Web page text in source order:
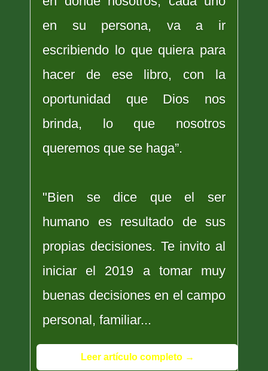
en su persona, va a ir
escribiendo lo que quiera para
hacer de ese libro, con la
oportunidad que Dios nos
brinda, lo que nosotros
queremos que se haga”.
"Bien se dice que el ser
humano es resultado de sus
propias decisiones. Te invito al
iniciar el 2019 a tomar muy
buenas decisiones en el campo
personal, familiar...
Leer artículo completo →